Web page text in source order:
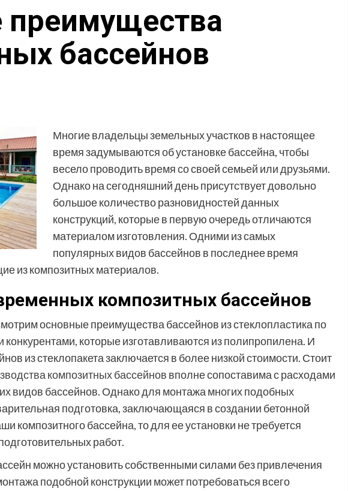
бассейнов
Многие владельцы земельных участков в настоящее
время задумываются об установке бассейна, чтобы
весело проводить время со своей семьей или друзьями.
Однако на сегодняшний день присутствует довольно
большое количество разновидностей данных
конструкций, которые в первую очередь отличаются
материалом изготовления. Одними из самых
популярных видов бассейнов в последнее время
из композитных материалов.
композитных бассейнов
основные преимущества бассейнов из стеклопластика по
которые изготавливаются из полипропилена. И
из стеклопакета заключается в более низкой стоимости. Стоит
композитных бассейнов вполне сопоставима с расходами
видов бассейнов. Однако для монтажа многих подобных
подготовка, заключающаяся в создании бетонной
композитного бассейна, то для ее установки не требуется
работ.
можно установить собственными силами без привлечения
подобной конструкции может потребоваться всего